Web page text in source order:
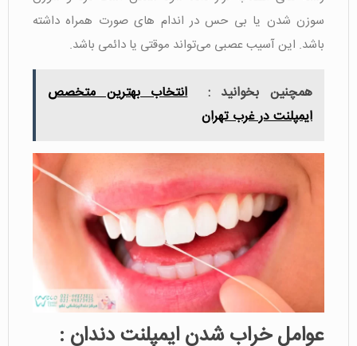
سوزن شدن یا بی حس در اندام های صورت همراه داشته
باشد. این آسیب عصبی می‌تواند موقتی یا دائمی باشد.
همچنین بخوانید :
انتخاب بهترین متخصص
ایمپلنت در غرب تهران
عوامل خراب شدن ایمپلنت دندان :